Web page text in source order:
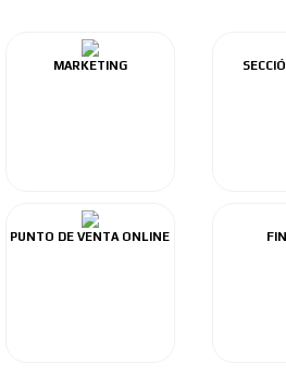
MARKETING
PUNTO DE VENTA ONLINE